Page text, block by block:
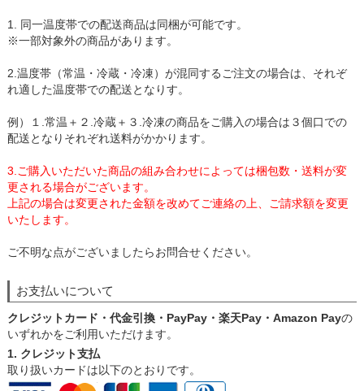
1. 同一温度帯での配送商品は同梱が可能です。
※一部対象外の商品があります。
2.温度帯（常温・冷蔵・冷凍）が混同するご注文の場合は、それぞ
れ適した温度帯での配送となりす。
例）１.常温＋２.冷蔵＋３.冷凍の商品をご購入の場合は３個口での
配送となりそれぞれ送料がかかります。
3.ご購入いただいた商品の組み合わせによっては梱包数・送料が変
更される場合がございます。
上記の場合は変更された金額を改めてご連絡の上、ご請求額を変更
いたします。
ご不明な点がございましたらお問合せください。
お支払いについて
クレジットカード・代金引換・PayPay・楽天Pay・Amazon Payの
いずれかをご利用いただけます。
1. クレジット支払
取り扱いカードは以下のとおりです。